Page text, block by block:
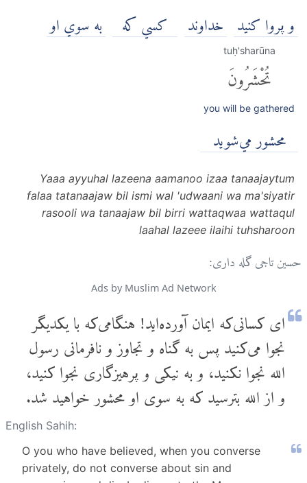
و پروا كنيد خداوند كسي كه به سوي او
tuḥ'sharūna
تُحْشَرُونَ
you will be gathered
محشور مي‌شويد
Yaaa ayyuhal lazeena aamanoo izaa tanaajaytum
falaa tatanaajaw bil ismi wal 'udwaani wa ma'siyatir
rasooli wa tanaajaw bil birri wattaqwaa wattaqul
laahal lazeee ilaihi tuhsharoon
حسین تاجی گله داری:
Ads by Muslim Ad Network
ای کسانی‌که ایمان آورده‌اید! هنگامی‌که با یکدیگر
نجوا می‌کنید پس به گناه و تجاوز و نافرمانی رسول
الله نجوا نکنید، و به نیکی و پرهیزگاری نجوا کنید،
و از الله بترسید که به سوی او محشور خواهید شد.
English Sahih:
O you who have believed, when you converse
privately, do not converse about sin and